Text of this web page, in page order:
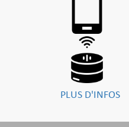
PLUS D'INFOS